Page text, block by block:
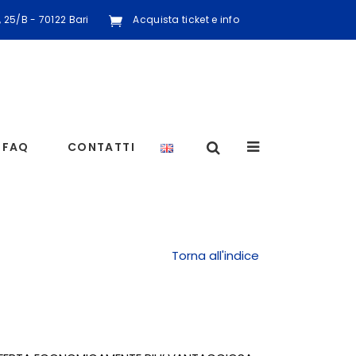
25/B - 70122 Bari Acquista ticket e info
FAQ CONTATTI
Torna all'indice